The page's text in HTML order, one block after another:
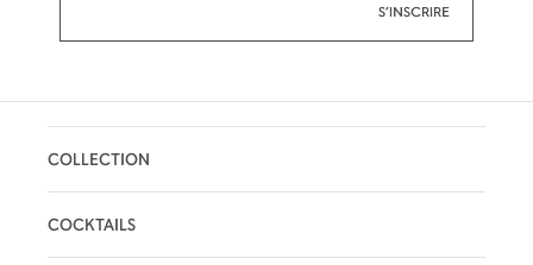
COLLECTION
COCKTAILS